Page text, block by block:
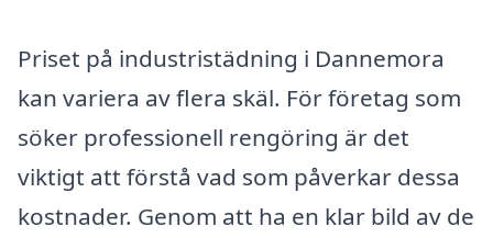
Priset på industristädning i Dannemora
kan variera av flera skäl. För företag som
söker professionell rengöring är det
viktigt att förstå vad som påverkar dessa
kostnader. Genom att ha en klar bild av de